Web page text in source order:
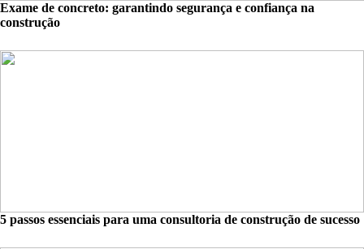
Exame de concreto: garantindo segurança e confiança na
construção
5 passos essenciais para uma consultoria de construção de sucesso